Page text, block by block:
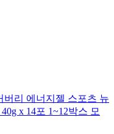
버리 에너지젤 스포츠 뉴
x 14포 1~12박스 모